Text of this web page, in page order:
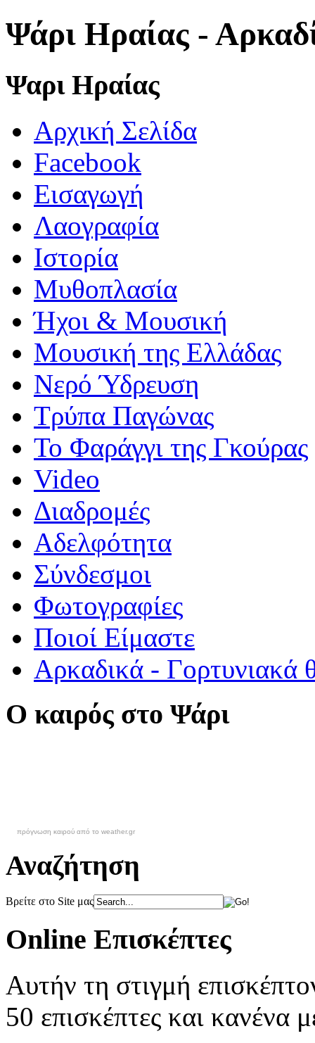
Ψάρι Ηραίας -
Ψαρι Ηραίας
Αρχική Σελίδα
Facebook
Εισαγωγή
Λαογραφία
Ιστορία
Μυθοπλασία
Ήχοι & Μουσική
Μουσική της Ελλάδας
Νερό Ύδρευση
Τρύπα Παγώνας
Το Φαράγγι της Γκούρας
Video
Διαδρομές
Αδελφότητα
Σύνδεσμοι
Φωτογραφίες
Ποιοί Είμαστε
Αρκαδικά - Γορτυνιακά
Ο καιρός στο Ψάρι
πρόγνωση καιρού από το weather.gr
Αναζήτηση
Βρείτε στο Site μας
Online Επισκέπτες
Αυτήν τη στιγμή
50 επισκέπτες και κανένα